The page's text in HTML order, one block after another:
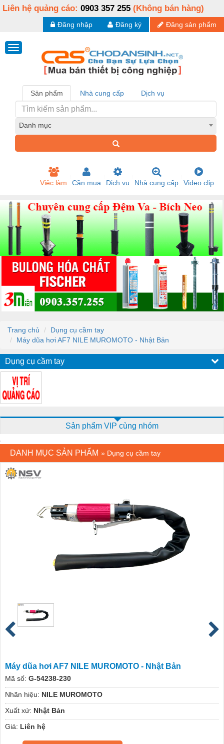
Liên hệ quảng cáo: 0903 357 255 (Không bán hàng)
Đăng sản phẩm
Đăng ký
Đăng nhập
Sản phẩm Nhà cung cấp Dịch vụ
Danh mục
Việc làm Cần mua Dịch vụ Nhà cung cấp Video clip
Trang chủ
Dụng cụ cầm tay
Máy dũa hơi AF7 NILE MUROMOTO - Nhật Bản
Dụng cụ cầm tay
Sản phẩm VIP cùng nhóm
DANH MỤC SẢN PHẨM » Dụng cụ cầm tay
Máy dũa hơi AF7 NILE MUROMOTO - Nhật Bản
Mã số: G-54238-230
Nhãn hiệu: NILE MUROMOTO
Xuất xứ: Nhật Bản
Giá: Liên hệ